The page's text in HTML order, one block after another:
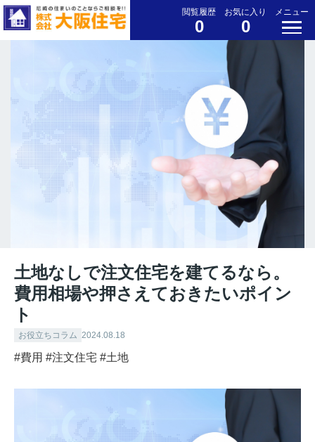
閲覧履歴
0
お気に入り
0
メニュー
土地なしで注文住宅を建てるなら。
費用相場や押さえておきたいポイン
ト
お役立ちコラム 2024.08.18
#費用 #注文住宅 #土地